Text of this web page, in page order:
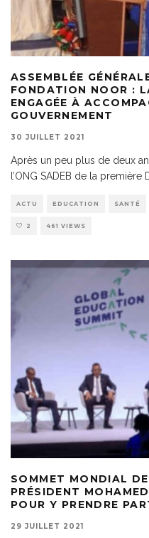
ASSEMBLÉE
FONDATION NOOR :
ENGAGÉE À
GOUVERNEMENT
30 JUILLET 2021
Après un peu plus de deux
l’ONG SADEB de la première
ACTU EDUCATION SANTÉ
2 461 VIEWS
SOMMET MONDIAL
PRÉSIDENT
POUR Y PRENDRE
29 JUILLET 2021